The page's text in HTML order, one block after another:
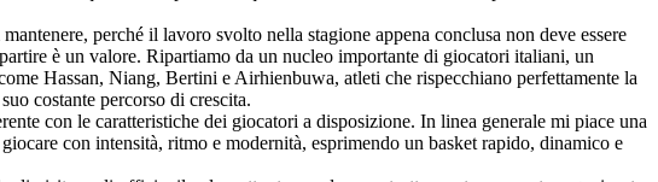
perché il lavoro svolto nella stagione appena conclusa non deve essere
è un valore. Ripartiamo da un nucleo importante di giocatori italiani, un
Hassan, Niang, Bertini e Airhienbuwa, atleti che rispecchiano perfettamente la
costante percorso di crescita.
con le caratteristiche dei giocatori a disposizione. In linea generale mi piace una
con intensità, ritmo e modernità, esprimendo un basket rapido, dinamico e